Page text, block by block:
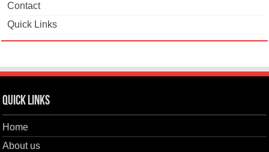
Contact
Quick Links
Quick Links
Home
About us